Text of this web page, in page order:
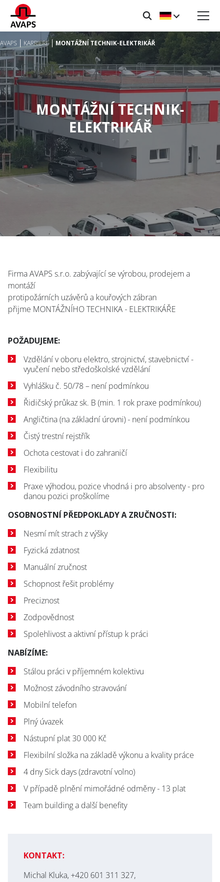
AVAPS KARRIERE MONTÁŽNÍ TECHNIK-ELEKTRIKÁŘ
MONTÁŽNÍ TECHNIK-
ELEKTRIKÁŘ
Firma AVAPS s.r.o. zabývající se výrobou, prodejem a
montáží
protipožárních uzávěrů a kouřových zábran
přijme MONTÁŽNÍHO TECHNIKA - ELEKTRIKÁŘE
POŽADUJEME:
Vzdělání v oboru elektro, strojnictví, stavebnictví -
vyučení nebo středoškolské vzdělání
Vyhlášku č. 50/78 – není podmínkou
Řidičský průkaz sk. B (min. 1 rok praxe podmínkou)
Angličtina (na základní úrovni) - není podmínkou
Čistý trestní rejstřík
Ochota cestovat i do zahraničí
Flexibilitu
Praxe výhodou, pozice vhodná i pro absolventy - pro
danou pozici proškolíme
OSOBNOSTNÍ PŘEDPOKLADY A ZRUČNOSTI:
Nesmí mít strach z výšky
Fyzická zdatnost
Manuální zručnost
Schopnost řešit problémy
Preciznost
Zodpovědnost
Spolehlivost a aktivní přístup k práci
NABÍZÍME:
Stálou práci v příjemném kolektivu
Možnost závodního stravování
Mobilní telefon
Plný úvazek
Nástupní plat 30 000 Kč
Flexibilní složka na základě výkonu a kvality práce
4 dny Sick days (zdravotní volno)
V případě plnění mimořádné odměny - 13 plat
Team building a další benefity
KONTAKT:
Michal Kluka, +420 601 311 327,